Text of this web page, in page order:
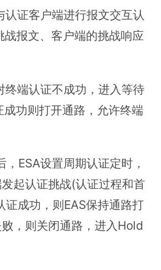
证客户端进行报文交互认
战报文、客户端的挑战响应
端认证不成功，进入等待
功则打开通路，允许终端
ESA设置周期认证定时，
起认证挑战(认证过程和首
证成功，则EAS保持通路打
，则关闭通路，进入Hold